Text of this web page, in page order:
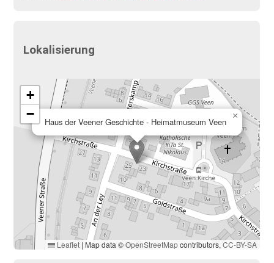
Lokalisierung
Haus der Veener Geschichte - Heimatmuseum Veen
×
+
−
Leaflet | Map data ©OpenStreetMapcontributors,CC-BY-SA